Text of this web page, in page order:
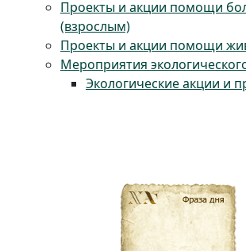
Проекты и акции помощи
(взрослым)
Проекты и акции помощи
Мероприятия
Экологические акции и